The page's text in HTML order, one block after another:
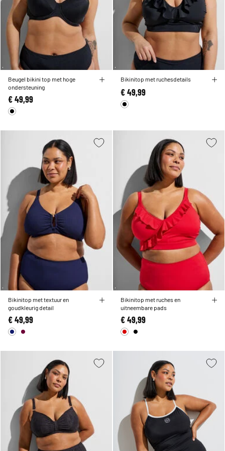
Beugel bikini top met hoge
ondersteuning
€ 49,99
Bikinitop met ruchesdetails
€ 49,99
Bikinitop met textuur en
goudkleurig detail
€ 49,99
Bikinitop met ruches en
uitneembare pads
€ 49,99